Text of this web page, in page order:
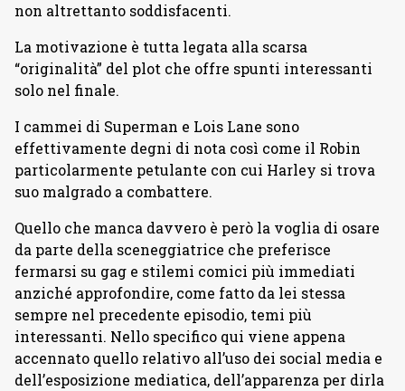
non altrettanto soddisfacenti.
La motivazione è tutta legata alla scarsa
“originalità” del plot che offre spunti interessanti
solo nel finale.
I cammei di Superman e Lois Lane sono
effettivamente degni di nota così come il Robin
particolarmente petulante con cui Harley si trova
suo malgrado a combattere.
Quello che manca davvero è però la voglia di osare
da parte della sceneggiatrice che preferisce
fermarsi su gag e stilemi comici più immediati
anziché approfondire, come fatto da lei stessa
sempre nel precedente episodio, temi più
interessanti. Nello specifico qui viene appena
accennato quello relativo all’uso dei social media e
dell’esposizione mediatica, dell’apparenza per dirla